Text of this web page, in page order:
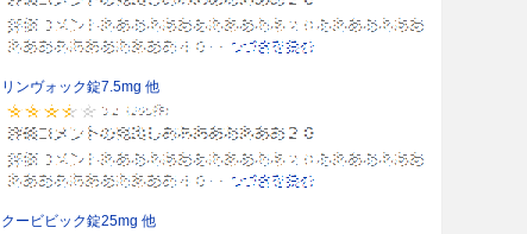
リンヴォック錠7.5mg 他
クービビック錠25mg 他